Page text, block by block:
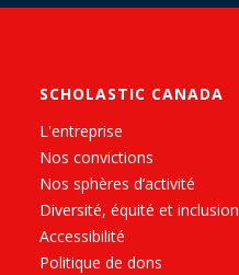
SCHOLASTIC CANADA
L'entreprise
Nos convictions
Nos sphères d’activité
Diversité, équité et inclusion
Accessibilité
Politique de dons